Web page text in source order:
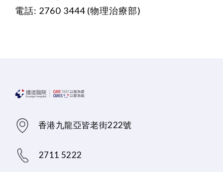
電話: 2760 3444 (物理治療部)
香港九龍亞皆老街222號
2711 5222